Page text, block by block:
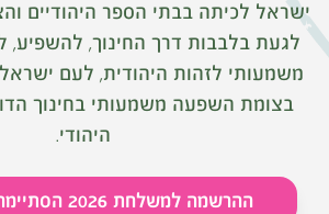
ישראל לכיתה בבתי הספר היהודיים
לגעת בלבבות דרך החינוך, להשפיע,
משמעותי לזהות היהודית, לעם
בצומת השפעה משמעותי בחינוך
היהודי.
ההרשמה למשלחת 2026 הסתיימה - לפרטים